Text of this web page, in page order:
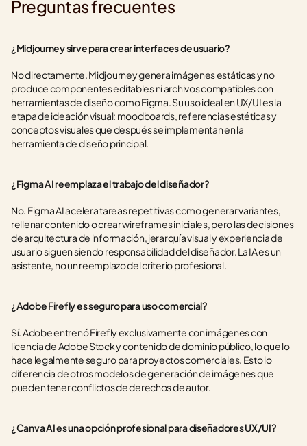
Preguntas frecuentes
¿Midjourney sirve para crear interfaces de usuario?
No directamente. Midjourney genera imágenes estáticas y no
produce componentes editables ni archivos compatibles con
herramientas de diseño como Figma. Su uso ideal en UX/UI es la
etapa de ideación visual: moodboards, referencias estéticas y
conceptos visuales que después se implementan en la
herramienta de diseño principal.
¿Figma AI reemplaza el trabajo del diseñador?
No. Figma AI acelera tareas repetitivas como generar variantes,
rellenar contenido o crear wireframes iniciales, pero las decisiones
de arquitectura de información, jerarquía visual y experiencia de
usuario siguen siendo responsabilidad del diseñador. La IA es un
asistente, no un reemplazo del criterio profesional.
¿Adobe Firefly es seguro para uso comercial?
Sí. Adobe entrenó Firefly exclusivamente con imágenes con
licencia de Adobe Stock y contenido de dominio público, lo que lo
hace legalmente seguro para proyectos comerciales. Esto lo
diferencia de otros modelos de generación de imágenes que
pueden tener conflictos de derechos de autor.
¿Canva AI es una opción profesional para diseñadores UX/UI?